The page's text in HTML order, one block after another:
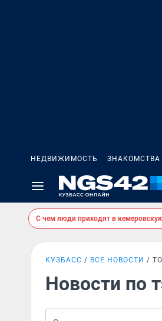
НЕДВИЖИМОСТЬ ЗНАКОМСТВА
С чем люди приходят в
КУЗБАСС ВСЕ НОВОСТИ
Новости по